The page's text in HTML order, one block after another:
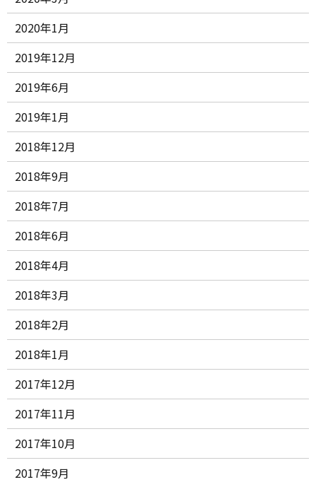
2020年1月
2019年12月
2019年6月
2019年1月
2018年12月
2018年9月
2018年7月
2018年6月
2018年4月
2018年3月
2018年2月
2018年1月
2017年12月
2017年11月
2017年10月
2017年9月